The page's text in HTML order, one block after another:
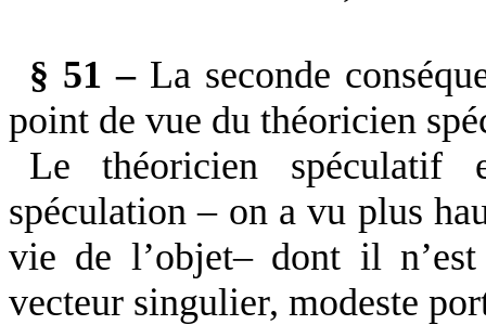
§ 51 –La seconde
point de vue du théoricien
Le théoricien spéculatif
spéculation – on a vu plus
vie de l’objet– dont il
vecteur singulier, modeste